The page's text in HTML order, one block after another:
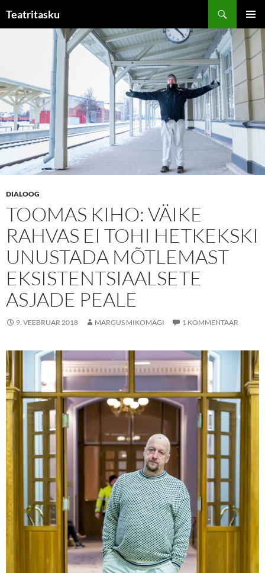
sisu
Teatritasku
DIALOOG
TOOMAS KIHO: VÄIKE
RAHVAS EI TOHI HETKEKSKI
UNUSTADA MÕTLEMAST
EKSISTENTSIAALSETE
ASJADE PEALE
9. VEEBRUAR 2018 MARGUS MIKOMÄGI 1 KOMMENTAAR